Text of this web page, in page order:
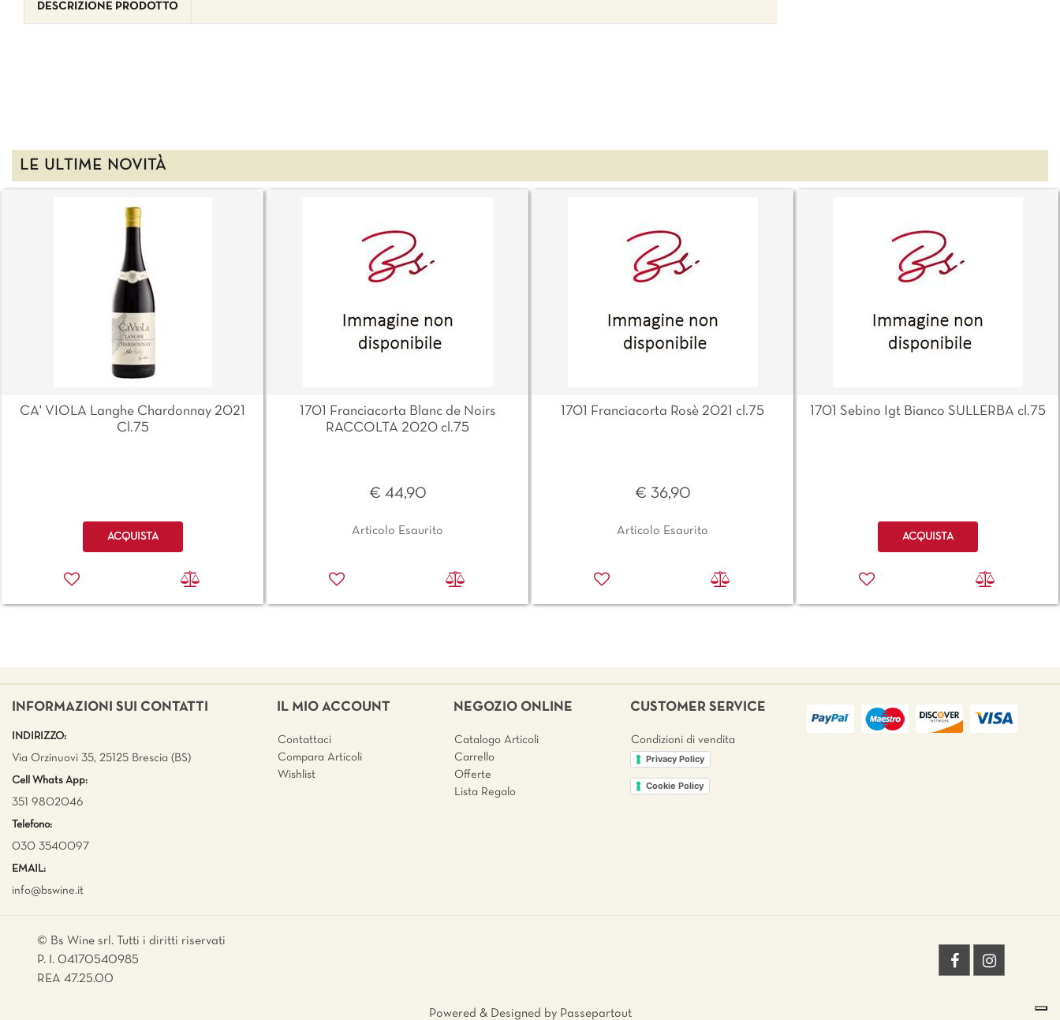
DESCRIZIONE PRODOTTO
LE ULTIME NOVITÀ
CA' VIOLA Langhe Chardonnay 2021
Cl.75
Quantità
ACQUISTA
1701 Franciacorta Blanc de Noirs
RACCOLTA 2020 cl.75
€ 44,90
Articolo Esaurito
1701 Franciacorta Rosè 2021 cl.75
€ 36,90
Articolo Esaurito
1701 Sebino Igt Bianco SULLERBA cl.75
Quantità
ACQUISTA
INFORMAZIONI SUI CONTATTI
INDIRIZZO:
Via Orzinuovi 35, 25125 Brescia (BS)
Cell Whats App:
351 9802046
Telefono:
030 3540097
EMAIL:
info@bswine.it
IL MIO ACCOUNT
Contattaci
Compara Articoli
Wishlist
NEGOZIO ONLINE
Catalogo Articoli
Carrello
Offerte
Lista Regalo
CUSTOMER SERVICE
Condizioni di vendita
Privacy Policy
Cookie Policy
© Bs Wine srl. Tutti i diritti riservati
P. I. 04170540985
REA 47.25.00
Powered & Designed by Passepartout